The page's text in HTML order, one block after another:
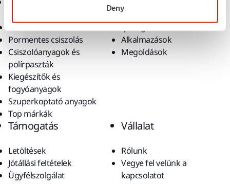
Deny
Pormentes csiszolás
Csiszolóanyagok és
polírpaszták
Kiegészítők és
fogyóanyagok
Szuperkoptató anyagok
Top márkák
Alkalmazások
Megoldások
Támogatás
Letöltések
Jótállási feltételek
Ügyfélszolgálat
Vállalat
Rólunk
Vegye fel velünk a
kapcsolatot